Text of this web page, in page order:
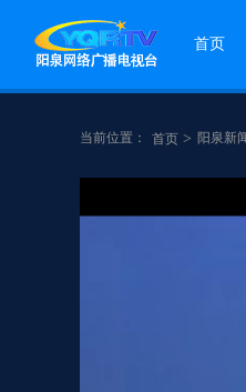
首页
当前位置： 首页 > 阳泉新